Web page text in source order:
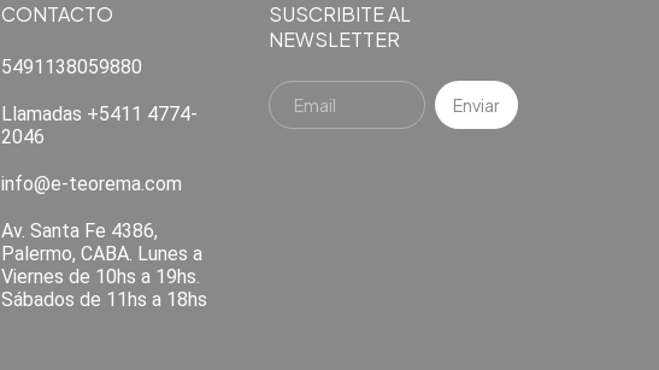
CONTACTO
5491138059880
Llamadas +5411 4774-
2046
info@e-teorema.com
Av. Santa Fe 4386,
Palermo, CABA. Lunes a
Viernes de 10hs a 19hs.
Sábados de 11hs a 18hs
SUSCRIBITE AL
NEWSLETTER